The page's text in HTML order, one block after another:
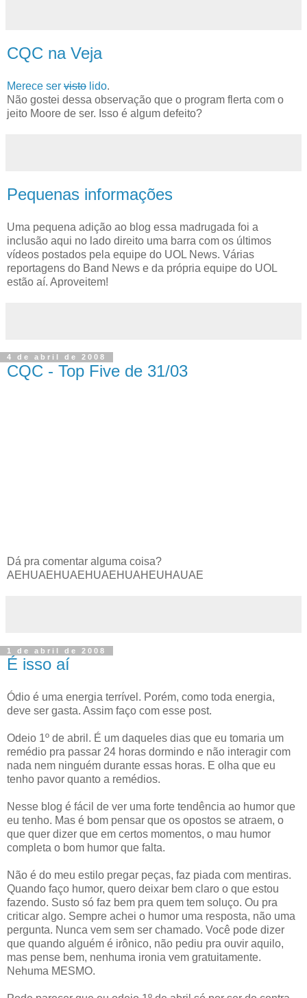
CQC na Veja
Merece ser visto lido.
Não gostei dessa observação que o program flerta com o
jeito Moore de ser. Isso é algum defeito?
Pequenas informações
Uma pequena adição ao blog essa madrugada foi a
inclusão aqui no lado direito uma barra com os últimos
vídeos postados pela equipe do UOL News. Várias
reportagens do Band News e da própria equipe do UOL
estão aí. Aproveitem!
4 de abril de 2008
CQC - Top Five de 31/03
Dá pra comentar alguma coisa?
AEHUAEHUAEHUAEHUAHEUHAUAE
1 de abril de 2008
É isso aí
Ódio é uma energia terrível. Porém, como toda energia,
deve ser gasta. Assim faço com esse post.
Odeio 1º de abril. É um daqueles dias que eu tomaria um
remédio pra passar 24 horas dormindo e não interagir com
nada nem ninguém durante essas horas. E olha que eu
tenho pavor quanto a remédios.
Nesse blog é fácil de ver uma forte tendência ao humor que
eu tenho. Mas é bom pensar que os opostos se atraem, o
que quer dizer que em certos momentos, o mau humor
completa o bom humor que falta.
Não é do meu estilo pregar peças, faz piada com mentiras.
Quando faço humor, quero deixar bem claro o que estou
fazendo. Susto só faz bem pra quem tem soluço. Ou pra
criticar algo. Sempre achei o humor uma resposta, não uma
pergunta. Nunca vem sem ser chamado. Você pode dizer
que quando alguém é irônico, não pediu pra ouvir aquilo,
mas pense bem, nenhuma ironia vem gratuitamente.
Nehuma MESMO.